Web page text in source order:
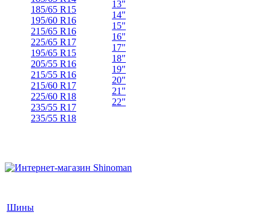
185/65 R15
195/60 R16
215/65 R16
225/65 R17
195/65 R15
205/55 R16
215/55 R16
215/60 R17
225/60 R18
235/55 R17
235/55 R18
13"
14"
15"
16"
17"
18"
19"
20"
21"
22"
Шины